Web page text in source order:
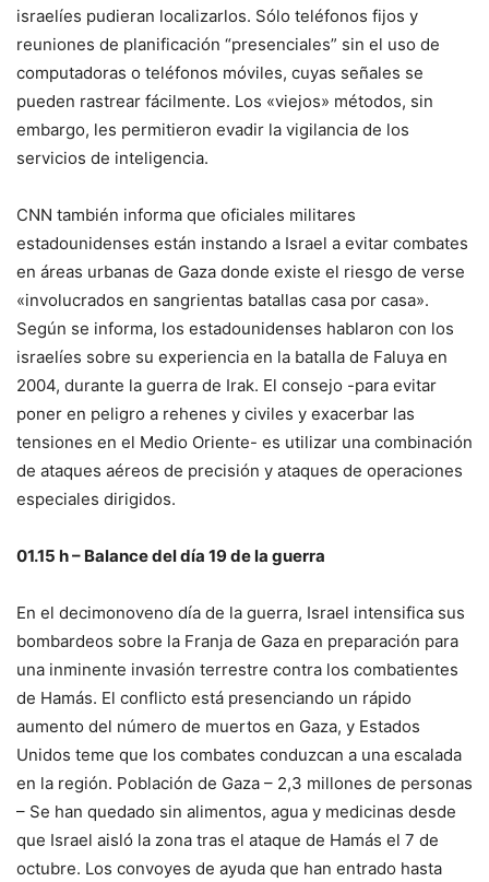
israelíes pudieran localizarlos. Sólo teléfonos fijos y
reuniones de planificación “presenciales” sin el uso de
computadoras o teléfonos móviles, cuyas señales se
pueden rastrear fácilmente. Los «viejos» métodos, sin
embargo, les permitieron evadir la vigilancia de los
servicios de inteligencia.
CNN también informa que oficiales militares
estadounidenses están instando a Israel a evitar combates
en áreas urbanas de Gaza donde existe el riesgo de verse
«involucrados en sangrientas batallas casa por casa».
Según se informa, los estadounidenses hablaron con los
israelíes sobre su experiencia en la batalla de Faluya en
2004, durante la guerra de Irak. El consejo -para evitar
poner en peligro a rehenes y civiles y exacerbar las
tensiones en el Medio Oriente- es utilizar una combinación
de ataques aéreos de precisión y ataques de operaciones
especiales dirigidos.
01.15 h – Balance del día 19 de la guerra
En el decimonoveno día de la guerra, Israel intensifica sus
bombardeos sobre la Franja de Gaza en preparación para
una inminente invasión terrestre contra los combatientes
de Hamás. El conflicto está presenciando un rápido
aumento del número de muertos en Gaza, y Estados
Unidos teme que los combates conduzcan a una escalada
en la región. Población de Gaza – 2,3 millones de personas
– Se han quedado sin alimentos, agua y medicinas desde
que Israel aisló la zona tras el ataque de Hamás el 7 de
octubre. Los convoyes de ayuda que han entrado hasta